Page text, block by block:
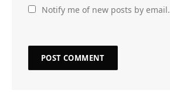
Notify me of new posts by email.